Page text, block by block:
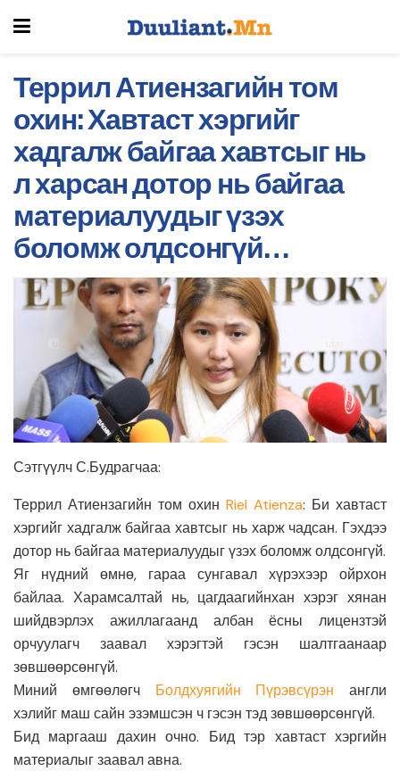
Террил Атиензагийн том
охин: Хавтаст хэргийг
хадгалж байгаа хавтсыг нь
л харсан дотор нь байгаа
материалуудыг үзэх
боломж олдсонгүй…
Сэтгүүлч С.Будрагчаа:
Террил Атиензагийн том охин Riel Atienza: Би хавтаст
хэргийг хадгалж байгаа хавтсыг нь харж чадсан. Гэхдээ
дотор нь байгаа материалуудыг үзэх боломж олдсонгүй.
Яг нүдний өмнө, гараа сунгавал хүрэхээр ойрхон
байлаа. Харамсалтай нь, цагдаагийнхан хэрэг хянан
шийдвэрлэх ажиллагаанд албан ёсны лицензтэй
орчуулагч заавал хэрэгтэй гэсэн шалтгаанаар
зөвшөөрсөнгүй.
Миний өмгөөлөгч Болдхуягийн Пүрэвсүрэн англи
хэлийг маш сайн эзэмшсэн ч гэсэн тэд зөвшөөрсөнгүй.
Бид маргааш дахин очно. Бид тэр хавтаст хэргийн
материалыг заавал авна.